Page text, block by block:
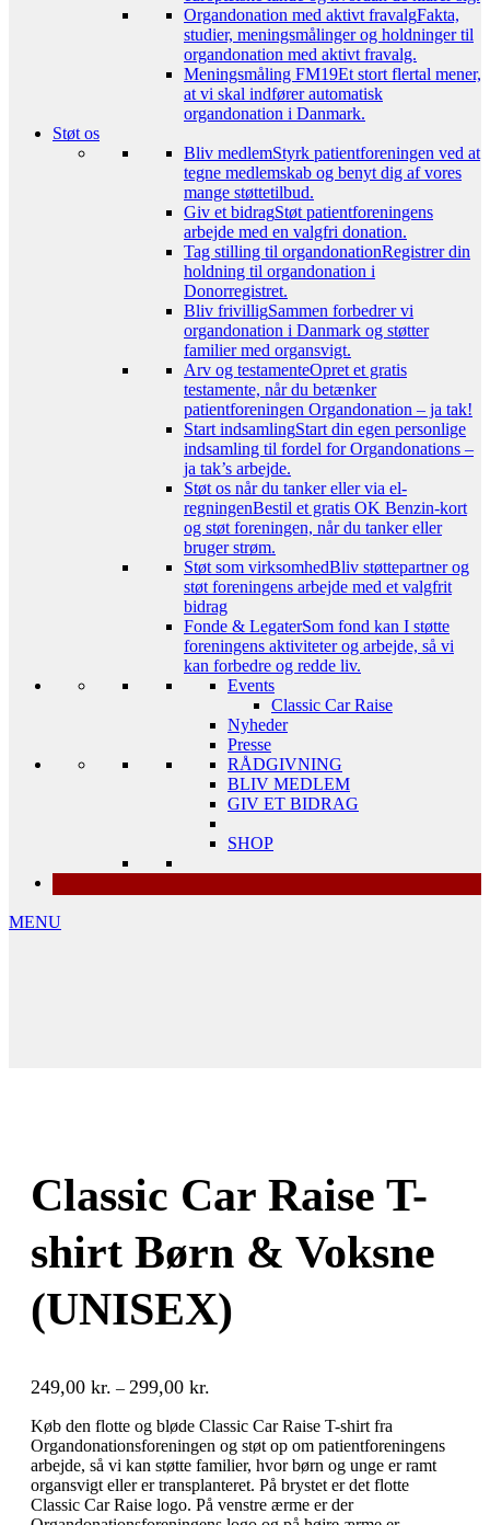
Organdonation med aktivt fravalgFakta,
studier, meningsmålinger og holdninger til
organdonation med aktivt fravalg.
Meningsmåling FM19Et stort flertal mener,
at vi skal indfører automatisk
organdonation i Danmark.
Støt os
Bliv medlemStyrk patientforeningen ved at
tegne medlemskab og benyt dig af vores
mange støttetilbud.
Giv et bidragStøt patientforeningens
arbejde med en valgfri donation.
Tag stilling til organdonationRegistrer din
holdning til organdonation i
Donorregistret.
Bliv frivilligSammen forbedrer vi
organdonation i Danmark og støtter
familier med organsvigt.
Arv og testamenteOpret et gratis
testamente, når du betænker
patientforeningen Organdonation – ja tak!
Start indsamlingStart din egen personlige
indsamling til fordel for Organdonations –
ja tak’s arbejde.
Støt os når du tanker eller via el-
regningenBestil et gratis OK Benzin-kort
og støt foreningen, når du tanker eller
bruger strøm.
Støt som virksomhedBliv støttepartner og
støt foreningens arbejde med et valgfrit
bidrag
Fonde & LegaterSom fond kan I støtte
foreningens aktiviteter og arbejde, så vi
kan forbedre og redde liv.
Events
Classic Car Raise
Nyheder
Presse
RÅDGIVNING
BLIV MEDLEM
GIV ET BIDRAG
SHOP
MENU
Classic Car Raise T-
shirt Børn & Voksne
(UNISEX)
249,00 kr. – 299,00 kr.
til
299,00 kr.
Køb den flotte og bløde Classic Car Raise T-shirt fra
Organdonationsforeningen og støt op om patientforeningens
arbejde, så vi kan støtte familier, hvor børn og unge er ramt
organsvigt eller er transplanteret. På brystet er det flotte
Classic Car Raise logo. På venstre ærme er der